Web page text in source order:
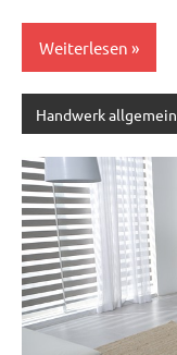
Weiterlesen
Handwerk allgemein